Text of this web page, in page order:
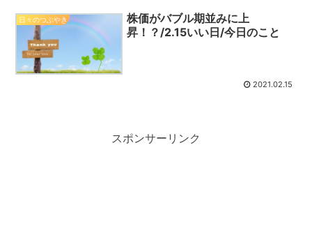
日々のつぶやき
株価がバブル期並みに上
昇！？/2.15いい日/今日のこと
2021.02.15
スポンサーリンク